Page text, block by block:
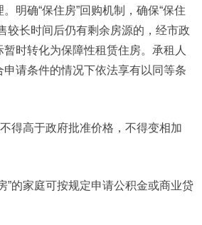
明确“保住房”回购机制，确保“保住
较长时间后仍有剩余房源的，经市政
时转化为保障性租赁住房。承租人
请条件的情况下依法享有以同等条
得高于政府批准价格，不得变相加
”的家庭可按规定申请公积金或商业贷